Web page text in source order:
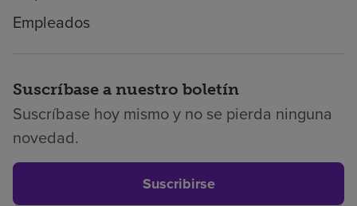
Empleados
Suscríbase a nuestro boletín
Suscríbase hoy mismo y no se pierda ninguna
novedad.
Suscribirse